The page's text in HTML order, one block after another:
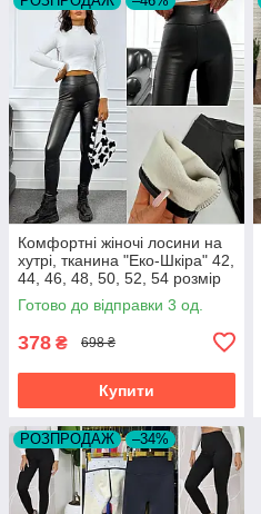
Комфортні жіночі лосини на
хутрі, тканина "Еко-Шкіра" 42,
44, 46, 48, 50, 52, 54 розмір
42
Готово до відправки 3 од.
378 ₴ 698 ₴
Купити
РОЗПРОДАЖ –34%